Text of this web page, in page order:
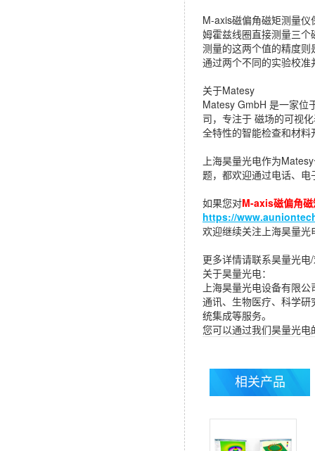
M-axis磁偏角磁矩测量
姆霍兹线圈直接测量三
测量的这两个值的精度
通过两个不同的实验校
关于Matesy
Matesy GmbH 是一家位
司，专注于 磁场的可视
全特性的智能检查和材料
上海昊量光电作为
题，都欢迎通过电话、
如果您对M-axis磁偏角
https://
欢迎继续关注上海昊量
更多详情请联系昊量光
关于昊量光电：
上海昊量光电设备有限
通讯、生物医疗、科学研
统集成等服务。
您可以通过我们昊量光
相关产品